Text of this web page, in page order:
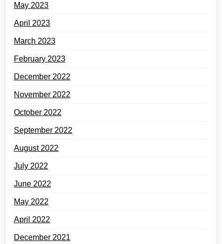
May 2023
April 2023
March 2023
February 2023
December 2022
November 2022
October 2022
September 2022
August 2022
July 2022
June 2022
May 2022
April 2022
December 2021